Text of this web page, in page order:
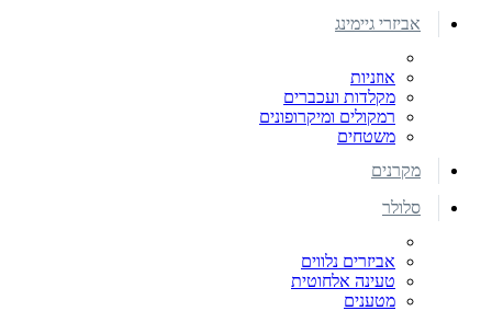
אביזרי גיימינג
אוזניות
מקלדות ועכברים
רמקולים ומיקרופונים
משטחים
מקרנים
סלולר
אביזרים נלווים
טעינה אלחוטית
מטענים